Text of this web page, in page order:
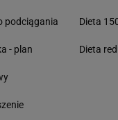
podciągania
- plan
Dieta
Dieta